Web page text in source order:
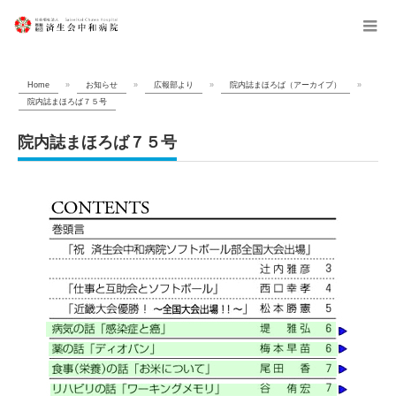
menu
Home » お知らせ » 広報部より » 院内誌まほろば（アーカイブ）
»
院内誌まほろば７５号
院内誌まほろば７５号